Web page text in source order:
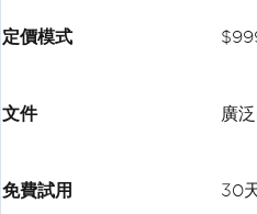
定價模式
文件 廣
免費試用 30